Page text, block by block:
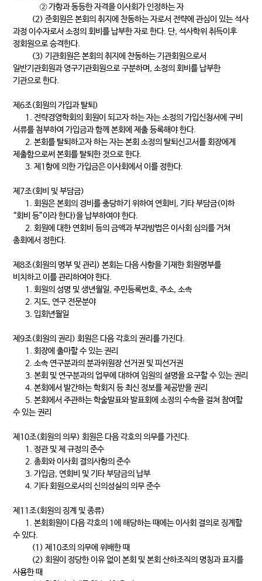
② 가항과 동등한 자격을 이사회가 인정하는 자
(2) 준회원은 본회의 취지에 찬동하는 자로서 전략에 관심이 있는 석사
과정 이수자로서 소정의 회비를 납부한 자로 한다. 단, 석사학위 취득이후
정회원으로 승격한다.
(3) 기관회원은 본회의 취지에 찬동하는 기관회원으로서
일반기관회원과 영구기관회원으로 구분하며, 소정의 회비를 납부한
기관으로 한다.
제6조(회원의 가입과 탈퇴)
1. 전략경영학회의 회원이 되고자 하는 자는 소정의 가입신청서에 구비
서류를 첨부하여 가입금과 함께 본회에 제출 등록해야 한다.
2. 본회를 탈퇴하고자 하는 자는 본회 소정의 탈퇴신고서를 회장에게
제출함으로써 본회를 탈퇴한 것으로 한다.
3. 제1항에 의한 가입금은 이사회에서 이를 정한다.
제7조(회비 및 부담금)
1. 회원은 본회의 경비를 충당하기 위하여 연회비, 기타 부담금(이하
“회비 등”이라 한다)을 납부하여야 한다.
2. 회원에 대한 연회비 등의 금액과 부과방법은 이사회 심의를 거쳐
총회에서 정한다.
제8조(회원의 명부 및 관리) 본회는 다음 사항을 기재한 회원명부를
비치하고 이를 관리하여야 한다.
1. 회원의 성명 및 생년월일, 주민등록번호, 주소, 소속
2. 지도, 연구 전문분야
3. 입회년월일
제9조(회원의 권리) 회원은 다음 각호의 권리를 가진다.
1. 회장에 출마할 수 있는 권리
2. 소속 연구분과의 분과위원장 선거권 및 피선거권
3. 본회 및 연구분과의 업무에 대하여 임원의 설명을 요구할 수 있는 권리
4. 본회에서 발간하는 학회지 등 최신 정보를 제공받을 권리
5. 본회에서 주관하는 학술발표와 발표회에 소정의 수속을 걸쳐 참여할
수 있는 권리
제10조(회원의 의무) 회원은 다음 각호의 의무를 가진다.
1. 정관 및 제 규정의 준수
2. 총회와 이사회 결의사항의 준수
3. 가입금, 연회비 및 기타 부담금의 납부
4. 기타 회원으로서의 신의성실의 의무 준수
제11조(회원의 징계 및 종류)
1. 본회회원이 다음 각호의 1에 해당하는 때에는 이사회 결의로 징계할
수 있다.
(1) 제10조의 의무에 위배한 때
(2) 회원이 정당한 이유 없이 본회 및 본회 산하조직의 명칭과 표지를
사용한 때